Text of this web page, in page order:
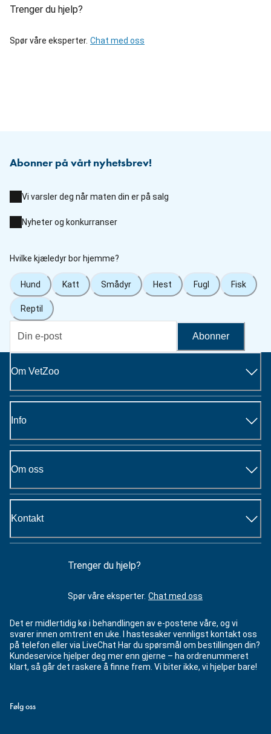
Trenger du hjelp?
Spør våre eksperter. Chat med oss
Abonner på vårt nyhetsbrev!
Vi varsler deg når maten din er på salg
Nyheter og konkurranser
Hvilke kjæledyr bor hjemme?
Hund Katt Smådyr Hest Fugl Fisk
Reptil
Abonner
Om VetZoo
Info
Om oss
Kontakt
Trenger du hjelp?
Spør våre eksperter. Chat med oss
Det er midlertidig kø i behandlingen av e-postene våre, og vi
svarer innen omtrent en uke. I hastesaker vennligst kontakt oss
på telefon eller via LiveChat Har du spørsmål om bestillingen din?
Kundeservice hjelper deg mer enn gjerne – ha ordrenummeret
klart, så går det raskere å finne frem. Vi biter ikke, vi hjelper bare!
Følg oss